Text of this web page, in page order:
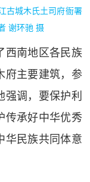
古城木氏土司府衙署
谢环驰 摄
西南地区各民族
府主要建筑，参
调，要保护利
传承好中华优秀
华民族共同体意